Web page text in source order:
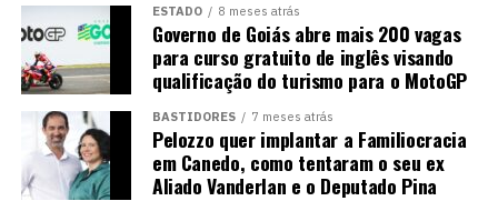
ESTADO 8 meses atrás
Governo de Goiás abre mais 200 vagas
para curso gratuito de inglês visando
qualificação do turismo para o MotoGP
BASTIDORES 7 meses atrás
Pelozzo quer implantar a Familiocracia
em Canedo, como tentaram o seu ex
Aliado Vanderlan e o Deputado Pina